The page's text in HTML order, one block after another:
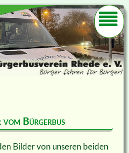
vom Bürgerbus
Bilder von unseren beiden